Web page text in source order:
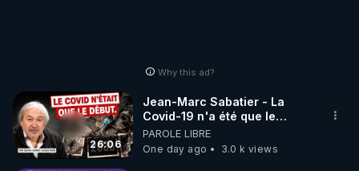
Why this ad?
26:06
Jean-Marc Sabatier - La
Covid-19 n'a été que le
début - L'ARNm & l'ARNm-aa
jusqu où auront-t-il ?
PAROLE LIBRE
One day ago
3.0 k views